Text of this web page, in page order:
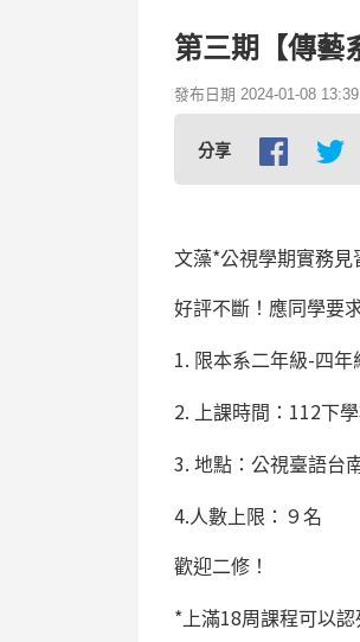
第三期【傳藝
發布日期 2024-01-08
分享
文藻*公視學期實務見
好評不斷！應同學要
1. 限本系二年級-四年
2. 上課時間： 112下
3. 地點：公視臺語台
4.人數上限：９名
歡迎二修！
* 上滿18周課程可以